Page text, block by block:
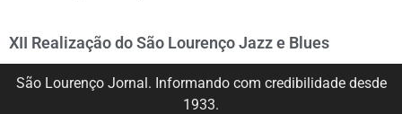
XII Realização do São Lourenço Jazz e Blues
São Lourenço Jornal. Informando com credibilidade desde
1933.